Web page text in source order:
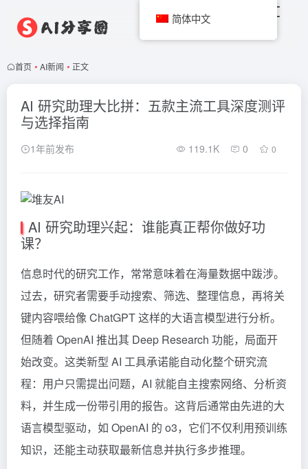
首页 • AI新闻 • 正文
AI 研究助理大比拼：五款主流工具深度测评
与选择指南
1年前发布 119.1K 0 0
AI 研究助理兴起：谁能真正帮你做好功
课？
信息时代的研究工作，常常意味着在海量数据中跋涉。
过去，研究者需要手动搜索、筛选、整理信息，再将关
键内容喂给像 ChatGPT这样的大语言模型进行分析。
但随着 OpenAI 推出其 Deep Research 功能，局面开
始改变。这类新型 AI 工具承诺能自动化整个研究流
程：用户只需提出问题，AI 就能自主搜索网络、分析资
料，并生成一份带引用的报告。这背后通常由先进的大
语言模型驱动，如 OpenAI 的 o3，它们不仅利用预训练
知识，还能主动获取最新信息并执行多步推理。
简体中文